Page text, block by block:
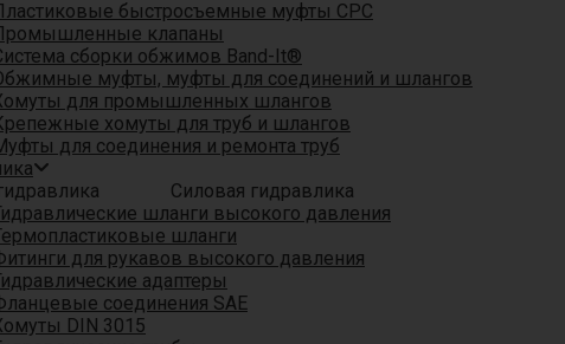
быстросъемные муфты CPC
клапаны
сборки обжимов Band-It®
муфты, муфты для соединений и шлангов
для промышленных шлангов
хомуты для труб и шлангов
для соединения и ремонта труб
Силовая гидравлика
шланги высокого давления
шланги
для рукавов высокого давления
адаптеры
соединения SAE
DIN 3015